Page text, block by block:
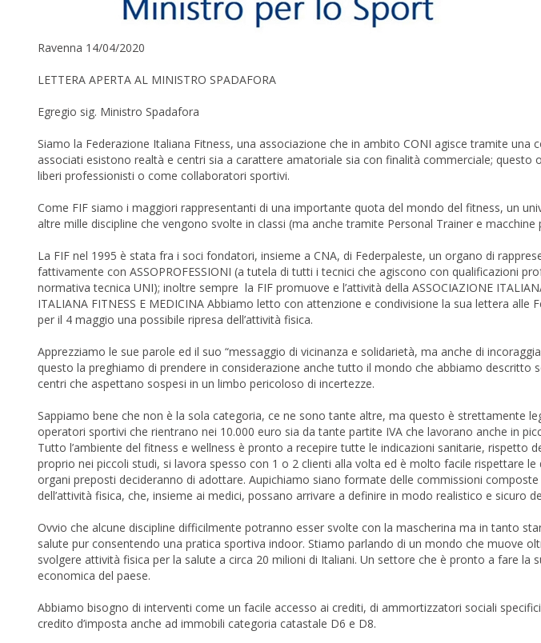
Ravenna 14/04/2020
LETTERA APERTA AL MINISTRO SPADAFORA
Egregio sig. Ministro Spadafora
Siamo la Federazione Italiana Fitness, una associazione che in ambito CONI agisce tramite una
associati esistono realtà e centri sia a carattere amatoriale sia con finalità commerciale; questo
liberi professionisti o come collaboratori sportivi.
Come FIF siamo i maggiori rappresentanti di una importante quota del mondo del fitness, un
altre mille discipline che vengono svolte in classi (ma anche tramite Personal Trainer e macchine
La FIF nel 1995 è stata fra i soci fondatori, insieme a CNA, di Federpaleste, un organo di
fattivamente con ASSOPROFESSIONI (a tutela di tutti i tecnici che agiscono con qualificazioni
normativa tecnica UNI); inoltre sempre la FIF promuove e l’attività della ASSOCIAZIONE
ITALIANA FITNESS E MEDICINA Abbiamo letto con attenzione e condivisione la sua lettera alle
per il 4 maggio una possibile ripresa dell’attività fisica.
Apprezziamo le sue parole ed il suo “messaggio di vicinanza e solidarietà, ma anche di
questo la preghiamo di prendere in considerazione anche tutto il mondo che abbiamo descritto
centri che aspettano sospesi in un limbo pericoloso di incertezze.
Sappiamo bene che non è la sola categoria, ce ne sono tante altre, ma questo è strettamente
operatori sportivi che rientrano nei 10.000 euro sia da tante partite IVA che lavorano anche in
Tutto l’ambiente del fitness e wellness è pronto a recepire tutte le indicazioni sanitarie, rispetto
proprio nei piccoli studi, si lavora spesso con 1 o 2 clienti alla volta ed è molto facile rispettare
organi preposti decideranno di adottare. Aupichiamo siano formate delle commissioni
dell’attività fisica, che, insieme ai medici, possano arrivare a definire in modo realistico e sicuro
Ovvio che alcune discipline difficilmente potranno esser svolte con la mascherina ma in tanto
salute pur consentendo una pratica sportiva indoor. Stiamo parlando di un mondo che muove
svolgere attività fisica per la salute a circa 20 milioni di Italiani. Un settore che è pronto a fare la
economica del paese.
Abbiamo bisogno di interventi come un facile accesso ai crediti, di ammortizzatori sociali
credito d’imposta anche ad immobili categoria catastale D6 e D8.